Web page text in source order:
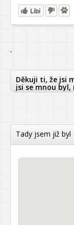
Líbí
`
Děkuji ti, že jsi
jsi se mnou byl,
Tady jsem již byl